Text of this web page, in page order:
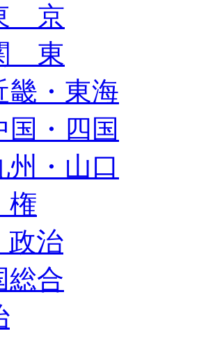
京
東
畿・東海
国・四国
州・山口
政治
総合